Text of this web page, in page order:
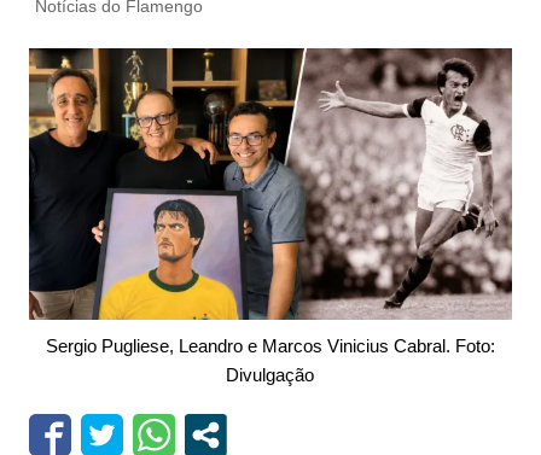
Notícias do Flamengo
Sergio Pugliese, Leandro e Marcos Vinicius Cabral. Foto:
Divulgação